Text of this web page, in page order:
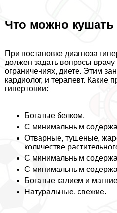
Что можно кушать
При постановке диагноза
должен задать вопросы
ограничениях, диете. Этим
кардиолог, и терапевт. Какие
гипертонии:
Богатые белком,
С минимальным
Отварные, тушеные,
количестве
С минимальным
С минимальным
Богатые калием и
Натуральные, свежие.